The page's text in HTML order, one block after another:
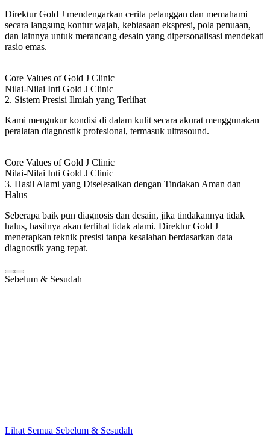
Direktur Gold J mendengarkan cerita pelanggan dan memahami
secara langsung kontur wajah, kebiasaan ekspresi, pola penuaan,
dan lainnya untuk merancang desain yang dipersonalisasi mendekati
rasio emas.
Core Values of Gold J Clinic
Nilai-Nilai Inti Gold J Clinic
2. Sistem Presisi Ilmiah yang Terlihat
Kami mengukur kondisi di dalam kulit secara akurat menggunakan
peralatan diagnostik profesional, termasuk ultrasound.
Core Values of Gold J Clinic
Nilai-Nilai Inti Gold J Clinic
3. Hasil Alami yang Diselesaikan dengan Tindakan Aman dan
Halus
Seberapa baik pun diagnosis dan desain, jika tindakannya tidak
halus, hasilnya akan terlihat tidak alami. Direktur Gold J
menerapkan teknik presisi tanpa kesalahan berdasarkan data
diagnostik yang tepat.
Sebelum & Sesudah
Lihat Semua Sebelum & Sesudah